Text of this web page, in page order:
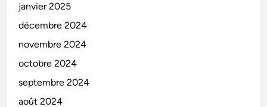
janvier 2025
décembre 2024
novembre 2024
octobre 2024
septembre 2024
août 2024